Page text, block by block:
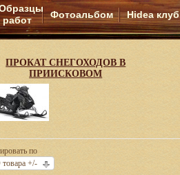
работ
Фотоальбом Hidea клуб
ПРОКАТ СНЕГОХОДОВ В
ПРИИСКОВОМ
по
товара +/-